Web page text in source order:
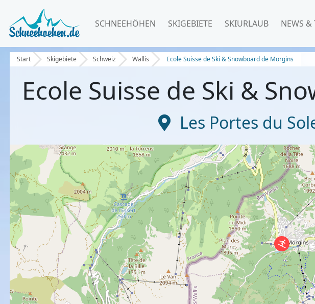
SCHNEEHÖHEN SKIGEBIETE SKIURLAUB NEWS &
Start Skigebiete Schweiz Wallis Ecole Suisse de Ski & Snowboard de Morgins
Ecole Suisse de Ski &
Les Portes du